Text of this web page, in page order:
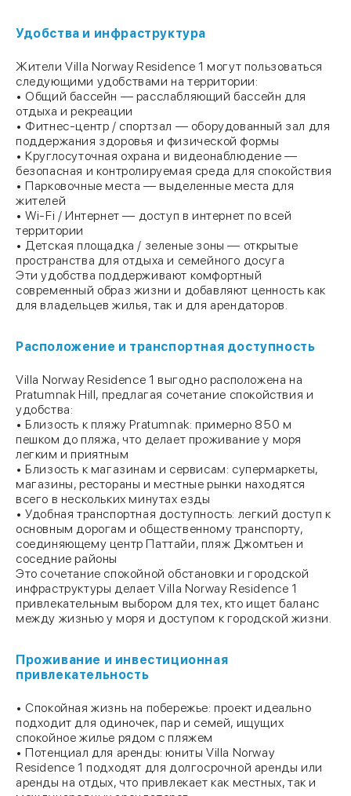
Удобства и инфраструктура
Жители Villa Norway Residence 1 могут пользоваться
следующими удобствами на территории:
• Общий бассейн — расслабляющий бассейн для
отдыха и рекреации
• Фитнес-центр / спортзал — оборудованный зал для
поддержания здоровья и физической формы
• Круглосуточная охрана и видеонаблюдение —
безопасная и контролируемая среда для спокойствия
• Парковочные места — выделенные места для
жителей
• Wi-Fi / Интернет — доступ в интернет по всей
территории
• Детская площадка / зеленые зоны — открытые
пространства для отдыха и семейного досуга
Эти удобства поддерживают комфортный
современный образ жизни и добавляют ценность как
для владельцев жилья, так и для арендаторов.
Расположение и транспортная доступность
Villa Norway Residence 1 выгодно расположена на
Pratumnak Hill, предлагая сочетание спокойствия и
удобства:
• Близость к пляжу Pratumnak: примерно 850 м
пешком до пляжа, что делает проживание у моря
легким и приятным
• Близость к магазинам и сервисам: супермаркеты,
магазины, рестораны и местные рынки находятся
всего в нескольких минутах езды
• Удобная транспортная доступность: легкий доступ к
основным дорогам и общественному транспорту,
соединяющему центр Паттайи, пляж Джомтьен и
соседние районы
Это сочетание спокойной обстановки и городской
инфраструктуры делает Villa Norway Residence 1
привлекательным выбором для тех, кто ищет баланс
между жизнью у моря и доступом к городской жизни.
Проживание и инвестиционная
привлекательность
• Спокойная жизнь на побережье: проект идеально
подходит для одиночек, пар и семей, ищущих
спокойное жилье рядом с пляжем
• Потенциал для аренды: юниты Villa Norway
Residence 1 подходят для долгосрочной аренды или
аренды на отдых, что привлекает как местных, так и